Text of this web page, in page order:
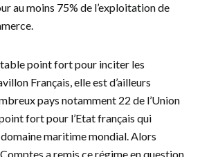
au moins 75% de l’exploitation de
point fort pour inciter les
Français, elle est d’ailleurs
pays notamment 22 de l’Union
fort pour l’Etat français qui
maritime mondial. Alors
a remis ce régime en question